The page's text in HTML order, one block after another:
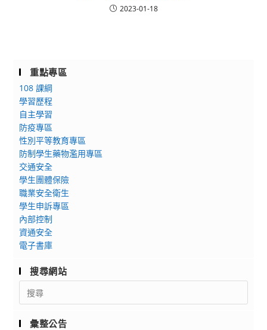
2023-01-18
重點專區
108 課綱
學習歷程
自主學習
防疫專區
性別平等教育專區
防制學生藥物濫用專區
交通安全
學生團體保險
職業安全衛生
學生申訴專區
內部控制
資通安全
電子書庫
搜尋網站
Search
for:
彙整公告